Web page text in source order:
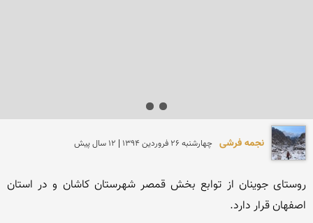
نجمه فرشی چهارشنبه 26 فروردين 1394 | 12 سال پیش
اصفهان قرار دارد.